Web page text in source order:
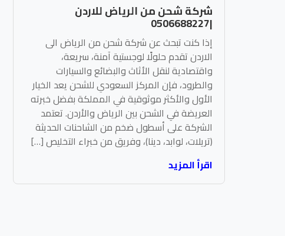
شركة شحن من الرياض للاردن
|0506688227
إذا كنت تبحث عن شركة شحن من الرياض الى
الاردن تقدم حلولًا لوجستية آمنة، سريعة،
واقتصادية لنقل الأثاث والبضائع والسيارات
والطرود، فإن المركز السعودي للشحن يعد الخيار
الأول والأكثر موثوقية في المملكة بفضل خبرته
العريضة في الشحن بين الرياض والأردن. تعتمد
الشركة على أسطول ضخم من الشاحنات الحديثة
(تريلات، لوابد، دينا)، وفريق من خبراء التخليص […]
اقرأ المزيد